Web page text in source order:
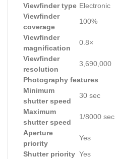
Viewfinder type Electronic
Viewfinder
coverage
100%
Viewfinder
magnification
0.8×
Viewfinder
resolution
3,690,000
Photography features
Minimum
shutter speed
30 sec
Maximum
shutter speed
1/8000 sec
Aperture
priority
Yes
Shutter priority Yes